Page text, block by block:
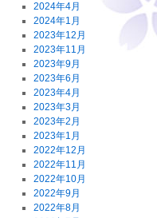
2024年4月
2024年1月
2023年12月
2023年11月
2023年9月
2023年6月
2023年4月
2023年3月
2023年2月
2023年1月
2022年12月
2022年11月
2022年10月
2022年9月
2022年8月